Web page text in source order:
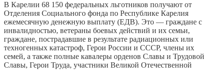
В Карелии 68 150 федеральных льготников получают от
Отделения Социального фонда по Республике Карелия
ежемесячную денежную выплату (ЕДВ). Это — граждане с
инвалидностью, ветераны боевых действий и их семьи,
граждане, пострадавшие в результате радиационных или
техногенных катастроф, Герои России и СССР, члены их
семей, а также полные кавалеры орденов Славы и Трудовой
Славы, Герои Труда, участники Великой Отечественной